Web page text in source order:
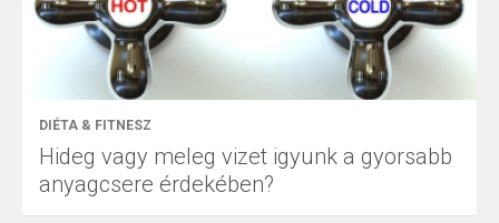
DIÉTA & FITNESZ
Hideg vagy meleg vizet igyunk a gyorsabb
anyagcsere érdekében?